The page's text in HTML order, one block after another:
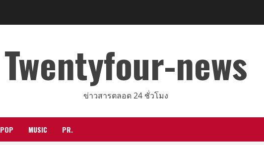
Twentyfour-news
ข่าวสารตลอด 24 ชั่วโมง
MUSIC PR.